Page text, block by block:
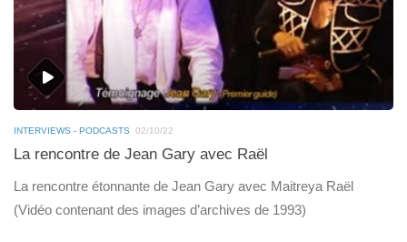
INTERVIEWS - PODCASTS 02/10/22
La rencontre de Jean Gary avec Raël
La rencontre étonnante de Jean Gary avec Maitreya Raël
(Vidéo contenant des images d’archives de 1993)